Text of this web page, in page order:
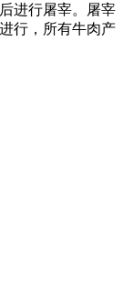
进行屠宰。屠宰
行，所有牛肉产